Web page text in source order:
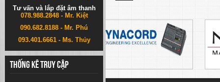
Tư vấn và lắp đặt âm thanh
078.988.2848 - Mr. Kiệt
090.682.8188 - Mr. Phú
093.401.6661 - Ms. Thủy
Thống kê truy cập